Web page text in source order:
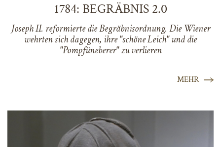
1784: BEGRÄBNIS 2.0
Joseph II. reformierte die Begräbnisordnung. Die Wiener
wehrten sich dagegen, ihre "schöne Leich" und die
"Pompfüneberer" zu verlieren
MEHR